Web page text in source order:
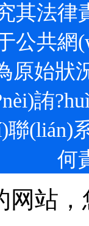
其法律
公共網
始狀
們?nèi)
聯
何
网站